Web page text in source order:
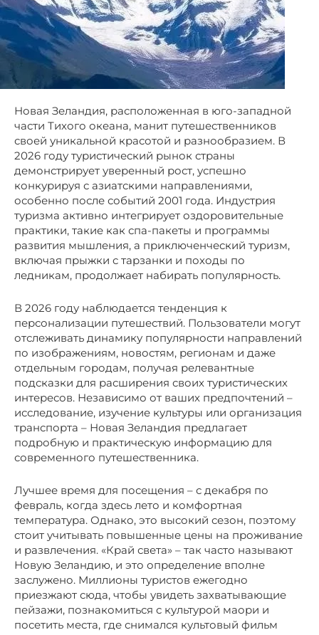
Новая Зеландия, расположенная в юго-западной
части Тихого океана, манит путешественников
своей уникальной красотой и разнообразием. В
2026 году туристический рынок страны
демонстрирует уверенный рост, успешно
конкурируя с азиатскими направлениями,
особенно после событий 2001 года. Индустрия
туризма активно интегрирует оздоровительные
практики, такие как спа-пакеты и программы
развития мышления, а приключенческий туризм,
включая прыжки с тарзанки и походы по
ледникам, продолжает набирать популярность.
В 2026 году наблюдается тенденция к
персонализации путешествий. Пользователи могут
отслеживать динамику популярности направлений
по изображениям, новостям, регионам и даже
отдельным городам, получая релевантные
подсказки для расширения своих туристических
интересов. Независимо от ваших предпочтений –
исследование, изучение культуры или организация
транспорта – Новая Зеландия предлагает
подробную и практическую информацию для
современного путешественника.
Лучшее время для посещения – с декабря по
февраль, когда здесь лето и комфортная
температура. Однако, это высокий сезон, поэтому
стоит учитывать повышенные цены на проживание
и развлечения. «Край света» – так часто называют
Новую Зеландию, и это определение вполне
заслужено. Миллионы туристов ежегодно
приезжают сюда, чтобы увидеть захватывающие
пейзажи, познакомиться с культурой маори и
посетить места, где снимался культовый фильм